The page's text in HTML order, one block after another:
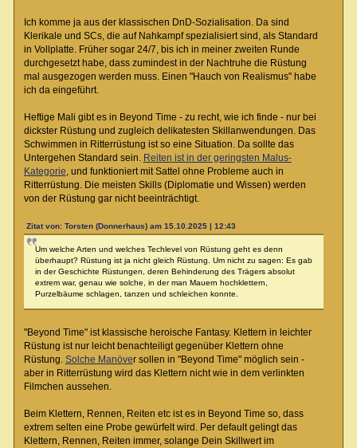
Ich komme ja aus der klassischen DnD-Sozialisation. Da sind
Klerikale und SCs, die auf Nahkampf spezialisiert sind, als Standard
in Vollplatte. Früher sogar 24/7, bis ich in meiner zweiten Runde
durchgesetzt habe, dass zumindest in der Nachtruhe die Rüstung
mal ausgezogen werden muss. Einen "Hauch von Realismus" habe
ich da eingeführt.
Heftige Mali gibt es in Beyond Time - zu recht, wie ich finde - nur bei
dickster Rüstung und zugleich delikatesten Skillanwendungen. Das
Schwimmen in Ritterrüstung ist so eine Situation. Da sollte das
Untergehen Standard sein. Reiten ist in der geringsten Malus-
Kategorie , und funktioniert mit Sattel ohne Probleme auch in
Ritterrüstung. Die meisten Skills (Diplomatie und Wissen) werden
von der Rüstung gar nicht beeinträchtigt.
Zitat von: Torsten (Donnerhaus) am 15.10.2025 | 12:43
Um welche Arten und welches Techlevel von Rüstung geht es denn
überhaupt? Rüstung ist ja nicht gleich Rüstung. Um nicht zu sagen: Es gab
in der Geschichte Rüstungen, deren Behinderung des Trägers absolut
extrem war, genau wie solche, in der man Mauern hochklettern,
Purzelbäume schlagen, tanzen und schleichen konnte.
"Beyond Time" ist klassische heroische Fantasy. Klettern in leichter
Rüstung ist nur leicht benachteiligt gegenüber Klettern ohne
Rüstung. Solche Manöver sollen in "Beyond Time" möglich sein -
aber in Ritterrüstung wird das Klettern nicht wie in dem verlinkten
Filmchen aussehen.
Beim Klettern, Rennen, Reiten etc ist es in Beyond Time so, dass
extrem selten eine Probe gewürfelt wird. Per default gelingt das
Klettern, Rennen, Reiten immer, solange Dein Skillwert im